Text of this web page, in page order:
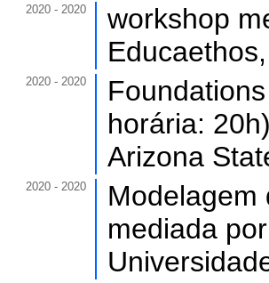
2020 - 2020
workshop
2020 - 2020
horária:
Arizona
2020 - 2020
Modelagem
mediada